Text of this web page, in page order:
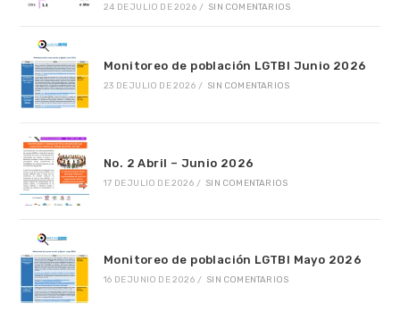
24 DE JULIO DE 2026 / SIN COMENTARIOS
Monitoreo de población LGTBI Junio 2026
23 DE JULIO DE 2026 / SIN COMENTARIOS
No. 2 Abril – Junio 2026
17 DE JULIO DE 2026 / SIN COMENTARIOS
Monitoreo de población LGTBI Mayo 2026
16 DE JUNIO DE 2026 / SIN COMENTARIOS